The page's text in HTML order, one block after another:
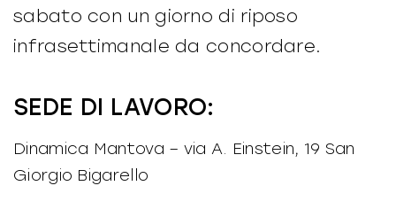
sabato con un giorno di riposo
infrasettimanale da concordare.
SEDE DI LAVORO:
Dinamica Mantova – via A. Einstein, 19 San
Giorgio Bigarello